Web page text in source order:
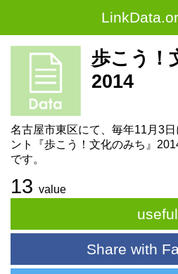
歩こう！
2014
名古屋市東区にて、毎年11月3
ント『歩こう！文化のみち』
です。
13 value
useful
Share with